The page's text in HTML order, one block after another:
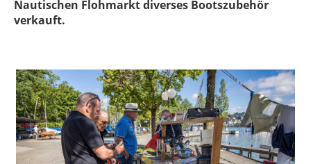
Nautischen Flohmarkt diverses Bootszubehör
verkauft.